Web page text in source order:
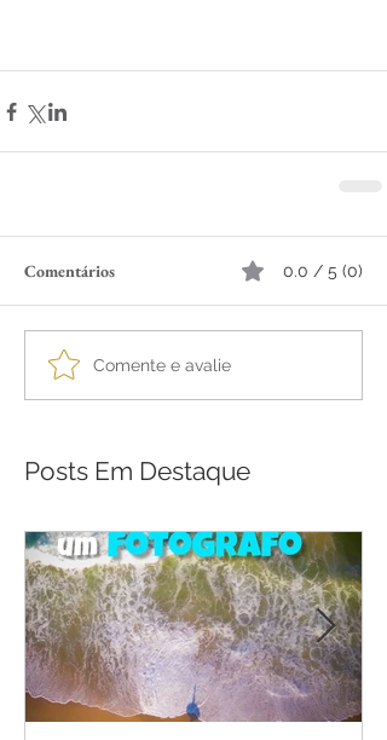
Comentários 0.0 / 5 (0)
Comente e avalie
Posts Em Destaque